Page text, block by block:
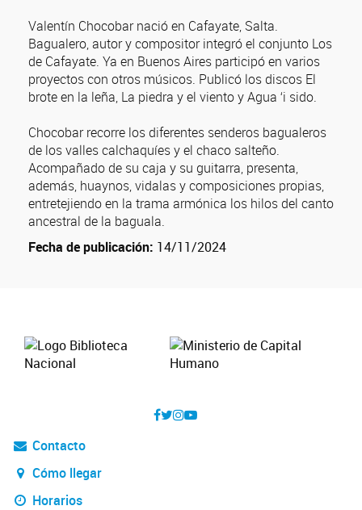
Valentín Chocobar nació en Cafayate, Salta.
Bagualero, autor y compositor integró el conjunto Los
de Cafayate. Ya en Buenos Aires participó en varios
proyectos con otros músicos. Publicó los discos El
brote en la leña, La piedra y el viento y Agua ‘i sido.
Chocobar recorre los diferentes senderos bagualeros
de los valles calchaquíes y el chaco salteño.
Acompañado de su caja y su guitarra, presenta,
además, huaynos, vidalas y composiciones propias,
entretejiendo en la trama armónica los hilos del canto
ancestral de la baguala.
Fecha de publicación: 14/11/2024
Contacto
Cómo llegar
Horarios